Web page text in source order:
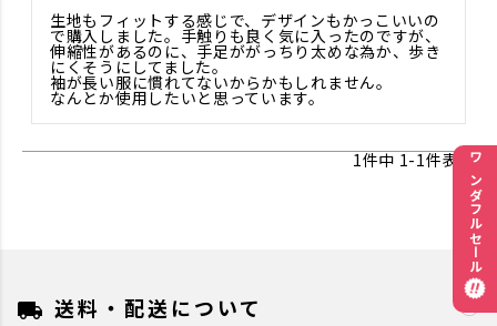
生地もフィットする感じで、デザインもかっこいいの
で購入しました。手触りも良く気に入ったのですが、
伸縮性があるのに、手足ががっちり太めな為か、歩き
にくそうにしてました。
袖が長い服に慣れてないからかもしれません。
なんとか使用したいと思っています。
1件中 1-1件表示
local_shipping 送料・配送について
ワンダフルセール